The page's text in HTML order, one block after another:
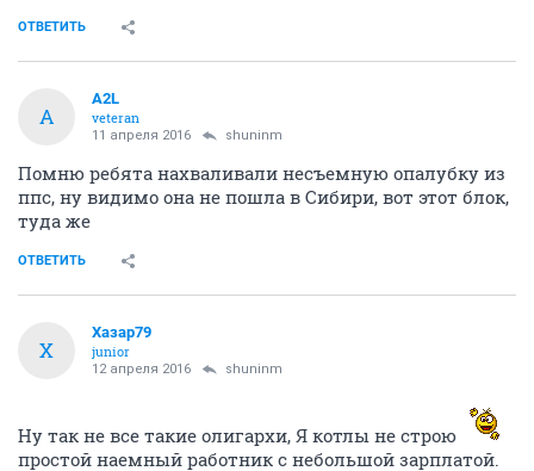
ОТВЕТИТЬ
A
A2L
veteran
11 апреля 2016 shuninm
Помню ребята нахваливали несъемную опалубку из
ппс, ну видимо она не пошла в Сибири, вот этот блок,
туда же
ОТВЕТИТЬ
Х
Хазар79
junior
12 апреля 2016 shuninm
Ну так не все такие олигархи, Я котлы не строю
простой наемный работник с небольшой зарплатой.